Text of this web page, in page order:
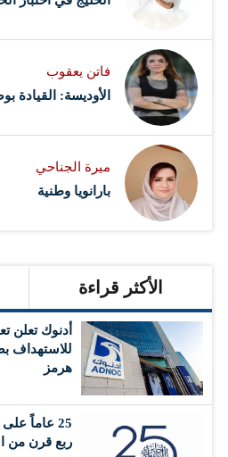
فاتن يعقوب
الأوديسة: القيادة
ميرة الجناحي
بارانويا وطنية
الأكثر قراءة
أدنوك تعلن
للاستهداف
هرمز
25 عاماً
ربع قرن من